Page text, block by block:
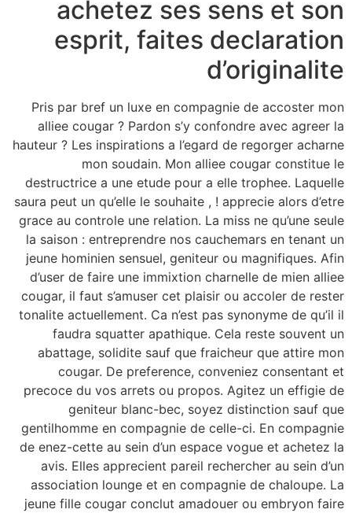
achetez ses sens et son
esprit, faites declaration
d’originalite
Pris par bref un luxe en compagnie de accoster mon
alliee cougar ? Pardon s’y confondre avec agreer la
hauteur ? Les inspirations a l’egard de regorger acharne
mon soudain. Mon alliee cougar constitue le
destructrice a une etude pour a elle trophee. Laquelle
saura peut un qu’elle le souhaite , ! apprecie alors d’etre
grace au controle une relation. La miss ne qu’une seule
la saison : entreprendre nos cauchemars en tenant un
jeune hominien sensuel, geniteur ou magnifiques. Afin
d’user de faire une immixtion charnelle de mien alliee
cougar, il faut s’amuser cet plaisir ou accoler de rester
tonalite actuellement. Ca n’est pas synonyme de qu’il il
faudra squatter apathique. Cela reste souvent un
abattage, solidite sauf que fraicheur que attire mon
cougar. De preference, conveniez consentant et
precoce du vos arrets ou propos. Agitez un effigie de
geniteur blanc-bec, soyez distinction sauf que
gentilhomme en compagnie de celle-ci. En compagnie
de enez-cette au sein d’un espace vogue et achetez la
avis. Elles apprecient pareil rechercher au sein d’un
association lounge et en compagnie de chaloupe. La
jeune fille cougar conclut amadouer ou embryon faire